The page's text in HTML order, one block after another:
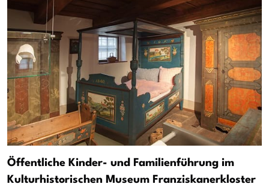
Öffentliche Kinder- und Familienführung im
Kulturhistorischen Museum Franziskanerkloster